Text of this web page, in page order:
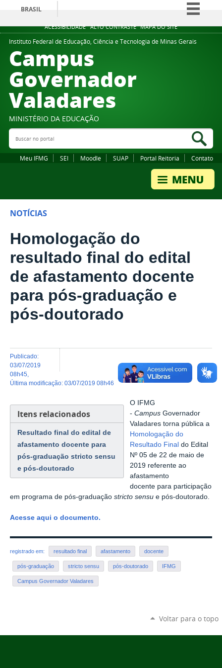
ACESSIBILIDADE ALTO CONTRASTE MAPA DO SITE
BRASIL
Simplifique!
Comunica BR
Instituto Federal de Educação, Ciência e Tecnologia de Minas Gerais
Campus
Governador
Valadares
MINISTÉRIO DA EDUCAÇÃO
Buscar no portal
Meu IFMG SEI Moodle SUAP Portal Reitoria Contato
NOTÍCIAS
Homologação do
resultado final do edital
de afastamento docente
para pós-graduação e
pós-doutorado
publicado:
03/07/2019
08h45
última modificação: 03/07/2019 08h46
Itens relacionados
Resultado final do edital de
afastamento docente para
pós-graduação stricto sensu
e pós-doutorado
O IFMG
-Campus Governador
Valadares torna pública a
Homologação do
Resultado Final do Edital
Nº 05 de 22 de maio de
2019 referente ao
afastamento
docente para participação
em programa de pós-graduação stricto sensu e pós-doutorado.
Acesse aqui o documento.
registrado em: resultado final afastamento docente
pós-graduação stricto sensu pós-doutorado IFMG
Campus Governador Valadares
Voltar para o topo